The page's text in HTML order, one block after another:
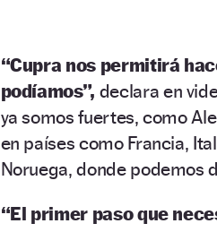
“Cupra nos permitirá
podíamos”, declara en
ya somos fuertes, como
en países como Francia,
Noruega, donde podemos
“El primer paso que